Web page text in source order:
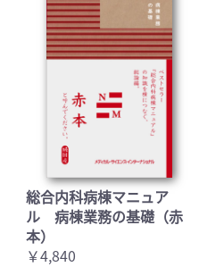
総合内科病棟マニュア
ル 病棟業務の基礎（赤
本）
￥4,840